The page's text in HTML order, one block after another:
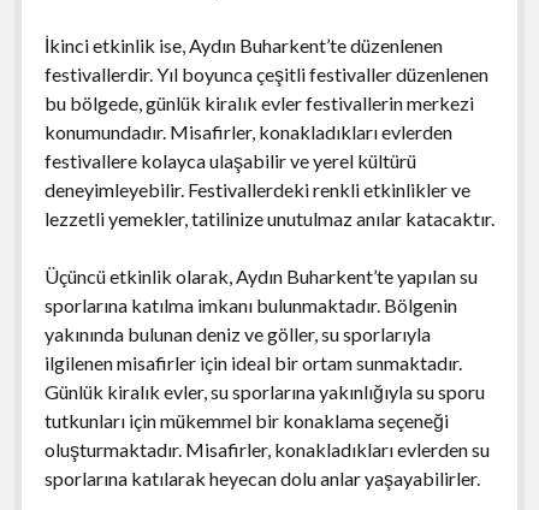
İkinci etkinlik ise, Aydın Buharkent’te düzenlenen
festivallerdir. Yıl boyunca çeşitli festivaller düzenlenen
bu bölgede, günlük kiralık evler festivallerin merkezi
konumundadır. Misafirler, konakladıkları evlerden
festivallere kolayca ulaşabilir ve yerel kültürü
deneyimleyebilir. Festivallerdeki renkli etkinlikler ve
lezzetli yemekler, tatilinize unutulmaz anılar katacaktır.
Üçüncü etkinlik olarak, Aydın Buharkent’te yapılan su
sporlarına katılma imkanı bulunmaktadır. Bölgenin
yakınında bulunan deniz ve göller, su sporlarıyla
ilgilenen misafirler için ideal bir ortam sunmaktadır.
Günlük kiralık evler, su sporlarına yakınlığıyla su sporu
tutkunları için mükemmel bir konaklama seçeneği
oluşturmaktadır. Misafirler, konakladıkları evlerden su
sporlarına katılarak heyecan dolu anlar yaşayabilirler.